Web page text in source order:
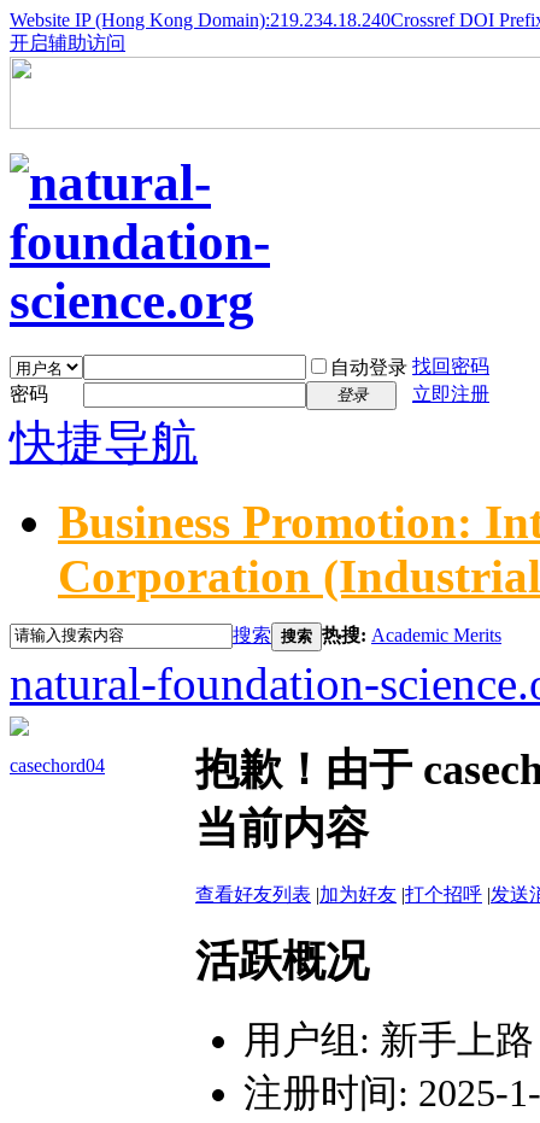
Website IP (Hong Kong Domain):219.234.18.240Crossref DOI
开启辅助访问
自动登录 找回密码
密码
登录 立即注册
快捷导航
Business Promotion:
Corporation
搜索 搜索 热搜: Academic Merits
natural-foundation-
casechord04
抱歉！由于
当前内容
查看好友列表 |加为好友 |打个招呼 |发送
活跃概况
用户组: 新手上路
注册时间: 2025-